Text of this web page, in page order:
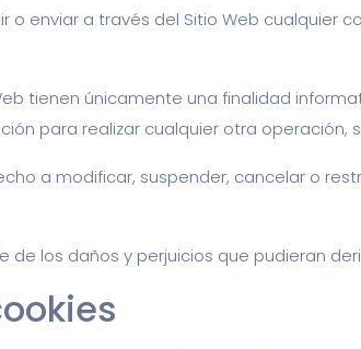
o enviar a través del Sitio Web cualquier
tienen únicamente una finalidad
para realizar cualquier otra operación,
a modificar, suspender, cancelar o
de los daños y perjuicios que pudieran